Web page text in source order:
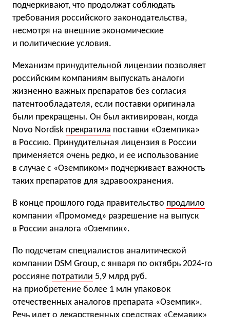
подчеркивают, что продолжат соблюдать
требования российского законодательства,
несмотря на внешние экономические
и политические условия.
Механизм принудительной лицензии позволяет
российским компаниям выпускать аналоги
жизненно важных препаратов без согласия
патентообладателя, если поставки оригинала
были прекращены. Он был активирован, когда
Novo Nordisk прекратила поставки «Оземпика»
в Россию. Принудительная лицензия в России
применяется очень редко, и ее использование
в случае с «Оземпиком» подчеркивает важность
таких препаратов для здравоохранения.
В конце прошлого года правительство продлило
компании «Промомед» разрешение на выпуск
в России аналога «Оземпик».
По подсчетам специалистов аналитической
компании DSM Group, с января по октябрь 2024-го
россияне потратили 5,9 млрд руб.
на приобретение более 1 млн упаковок
отечественных аналогов препарата «Оземпик».